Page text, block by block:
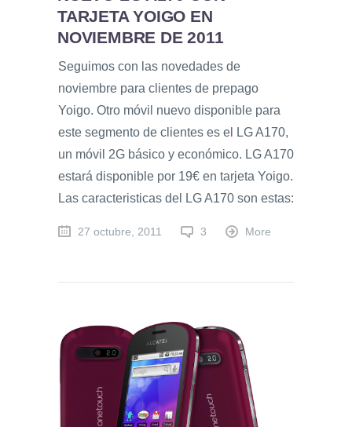
TARJETA YOIGO EN
NOVIEMBRE DE 2011
Seguimos con las novedades de
noviembre para clientes de prepago
Yoigo. Otro móvil nuevo disponible para
este segmento de clientes es el LG A170,
un móvil 2G básico y económico. LG A170
estará disponible por 19€ en tarjeta Yoigo.
Las caracteristicas del LG A170 son estas:
27 octubre, 2011 3 More